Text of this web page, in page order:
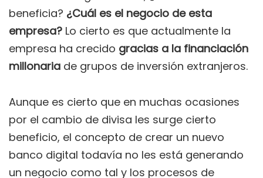
beneficia? ¿Cuál es el negocio de esta
empresa? Lo cierto es que actualmente la
empresa ha crecido gracias a la financiación
millonaria de grupos de inversión extranjeros.
Aunque es cierto que en muchas ocasiones
por el cambio de divisa les surge cierto
beneficio, el concepto de crear un nuevo
banco digital todavía no les está generando
un negocio como tal y los procesos de